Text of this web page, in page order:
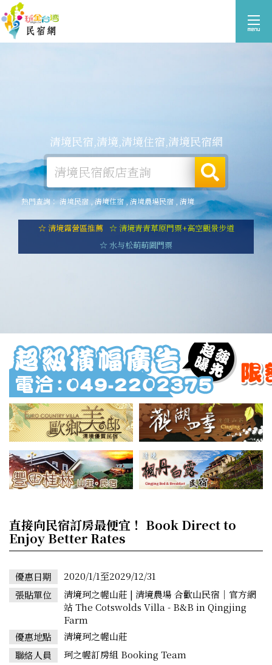
清境民宿,清境,清境住宿,清境民宿網
熱門查詢：清境民宿,清境住宿,清境農場民宿,清境
☆ 清境露營區推薦
☆ 清境青青草原門票+高空觀景步道
☆ 水与松萌萌園門票
直接向民宿訂房最便宜！ Book Direct to
Enjoy Better Rates
優惠日期
2020/1/1至2029/12/31
張貼單位
清境珂之幄山莊 | 清境農場 合歡山民宿｜官方網
站 The Cotswolds Villa - B&B in Qingjing
Farm
優惠地點
清境珂之幄山莊
聯絡人員
珂之幄訂房組 Booking Team